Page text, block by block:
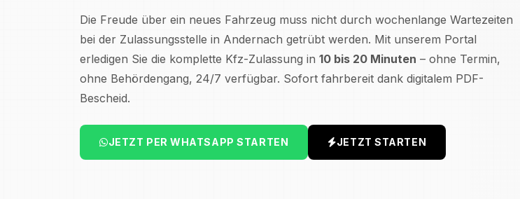
Die Freude über ein neues Fahrzeug muss nicht durch wochenlange Wartezeiten
bei der Zulassungsstelle in Andernach getrübt werden. Mit unserem Portal
erledigen Sie die komplette Kfz-Zulassung in 10 bis 20 Minuten – ohne Termin,
ohne Behördengang, 24/7 verfügbar. Sofort fahrbereit dank digitalem PDF-
Bescheid.
JETZT PER WHATSAPP STARTEN JETZT STARTEN